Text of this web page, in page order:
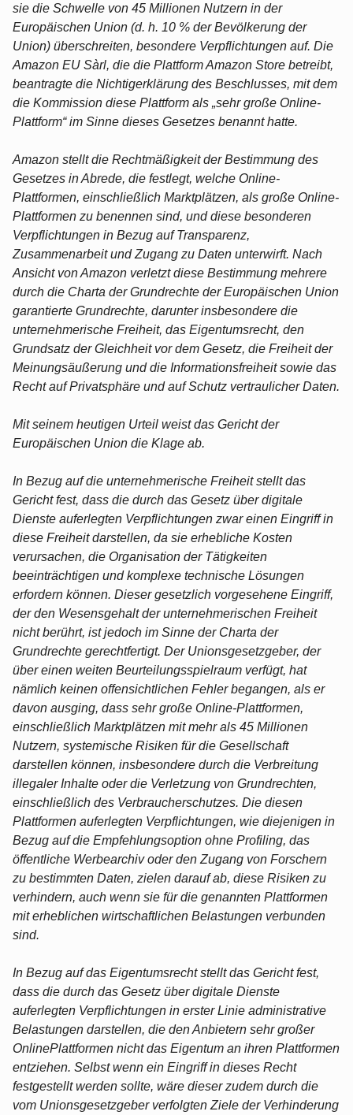
sie die Schwelle von 45 Millionen Nutzern in der
Europäischen Union (d. h. 10 % der Bevölkerung der
Union) überschreiten, besondere Verpflichtungen auf. Die
Amazon EU Sàrl, die die Plattform Amazon Store betreibt,
beantragte die Nichtigerklärung des Beschlusses, mit dem
die Kommission diese Plattform als „sehr große Online-
Plattform“ im Sinne dieses Gesetzes benannt hatte.
Amazon stellt die Rechtmäßigkeit der Bestimmung des
Gesetzes in Abrede, die festlegt, welche Online-
Plattformen, einschließlich Marktplätzen, als große Online-
Plattformen zu benennen sind, und diese besonderen
Verpflichtungen in Bezug auf Transparenz,
Zusammenarbeit und Zugang zu Daten unterwirft. Nach
Ansicht von Amazon verletzt diese Bestimmung mehrere
durch die Charta der Grundrechte der Europäischen Union
garantierte Grundrechte, darunter insbesondere die
unternehmerische Freiheit, das Eigentumsrecht, den
Grundsatz der Gleichheit vor dem Gesetz, die Freiheit der
Meinungsäußerung und die Informationsfreiheit sowie das
Recht auf Privatsphäre und auf Schutz vertraulicher Daten.
Mit seinem heutigen Urteil weist das Gericht der
Europäischen Union die Klage ab.
In Bezug auf die unternehmerische Freiheit stellt das
Gericht fest, dass die durch das Gesetz über digitale
Dienste auferlegten Verpflichtungen zwar einen Eingriff in
diese Freiheit darstellen, da sie erhebliche Kosten
verursachen, die Organisation der Tätigkeiten
beeinträchtigen und komplexe technische Lösungen
erfordern können. Dieser gesetzlich vorgesehene Eingriff,
der den Wesensgehalt der unternehmerischen Freiheit
nicht berührt, ist jedoch im Sinne der Charta der
Grundrechte gerechtfertigt. Der Unionsgesetzgeber, der
über einen weiten Beurteilungsspielraum verfügt, hat
nämlich keinen offensichtlichen Fehler begangen, als er
davon ausging, dass sehr große Online-Plattformen,
einschließlich Marktplätzen mit mehr als 45 Millionen
Nutzern, systemische Risiken für die Gesellschaft
darstellen können, insbesondere durch die Verbreitung
illegaler Inhalte oder die Verletzung von Grundrechten,
einschließlich des Verbraucherschutzes. Die diesen
Plattformen auferlegten Verpflichtungen, wie diejenigen in
Bezug auf die Empfehlungsoption ohne Profiling, das
öffentliche Werbearchiv oder den Zugang von Forschern
zu bestimmten Daten, zielen darauf ab, diese Risiken zu
verhindern, auch wenn sie für die genannten Plattformen
mit erheblichen wirtschaftlichen Belastungen verbunden
sind.
In Bezug auf das Eigentumsrecht stellt das Gericht fest,
dass die durch das Gesetz über digitale Dienste
auferlegten Verpflichtungen in erster Linie administrative
Belastungen darstellen, die den Anbietern sehr großer
OnlinePlattformen nicht das Eigentum an ihren Plattformen
entziehen. Selbst wenn ein Eingriff in dieses Recht
festgestellt werden sollte, wäre dieser zudem durch die
vom Unionsgesetzgeber verfolgten Ziele der Verhinderung